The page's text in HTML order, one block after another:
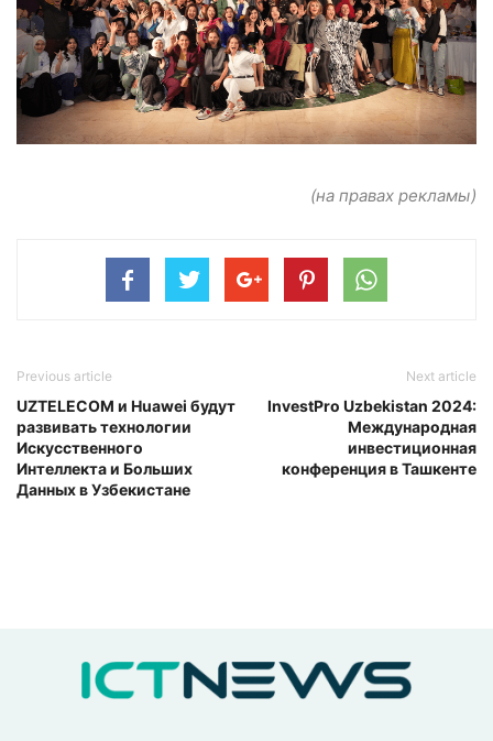
(на правах рекламы)
Previous article
UZTELECOM и Huawei будут
развивать технологии
Искусственного
Интеллекта и Больших
Данных в Узбекистане
Next article
InvestPro Uzbekistan 2024:
Международная
инвестиционная
конференция в Ташкенте